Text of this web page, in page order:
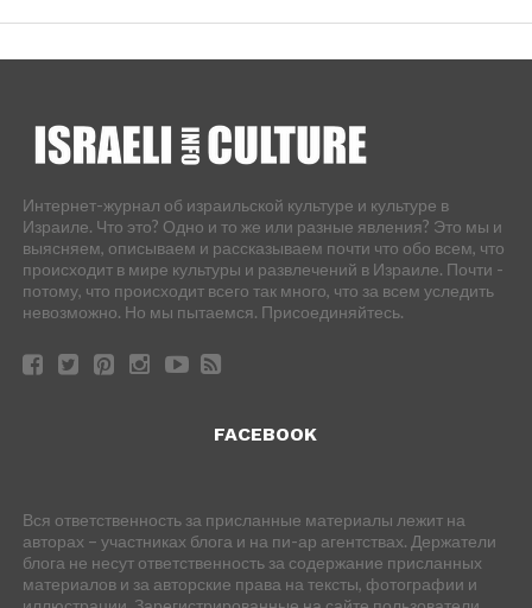
Интернет-журнал об израильской культуре и культуре в
Израиле. Что это? Одно и то же или разные явления? Это мы и
выясняем, описываем и рассказываем почти что обо всем, что
происходит в мире культуры и развлечений в Израиле. Почти -
потому, что происходит всего так много, что за всем уследить
невозможно. Но мы пытаемся. Присоединяйтесь.
FACEBOOK
Вся ответственность за присланные материалы лежит на
авторах – участниках блога и на пи-ар агентствах. Держатели
блога не несут ответственность за содержание присланных
материалов и за авторские права на тексты, фотографии и